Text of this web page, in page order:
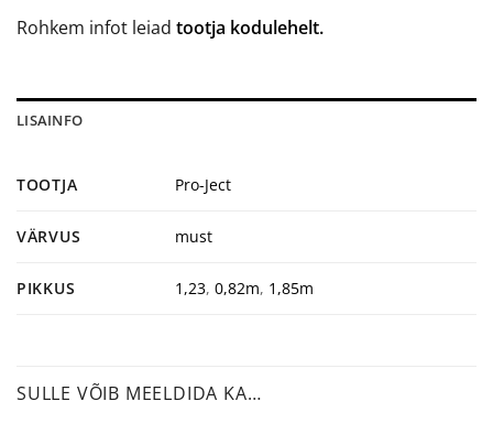
Rohkem infot leiad tootja kodulehelt.
LISAINFO
TOOTJA Pro-Ject
VÄRVUS must
PIKKUS 1,23,0,82m, 1,85m
SULLE VÕIB MEELDIDA KA…